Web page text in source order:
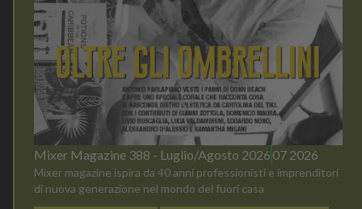
Mixer Magazine 388 - Luglio/Agosto 2026 07 2026
Mixer magazine ispira da 40 anni professionisti e imprenditori
di nuova generazione nel mondo del fuori casa